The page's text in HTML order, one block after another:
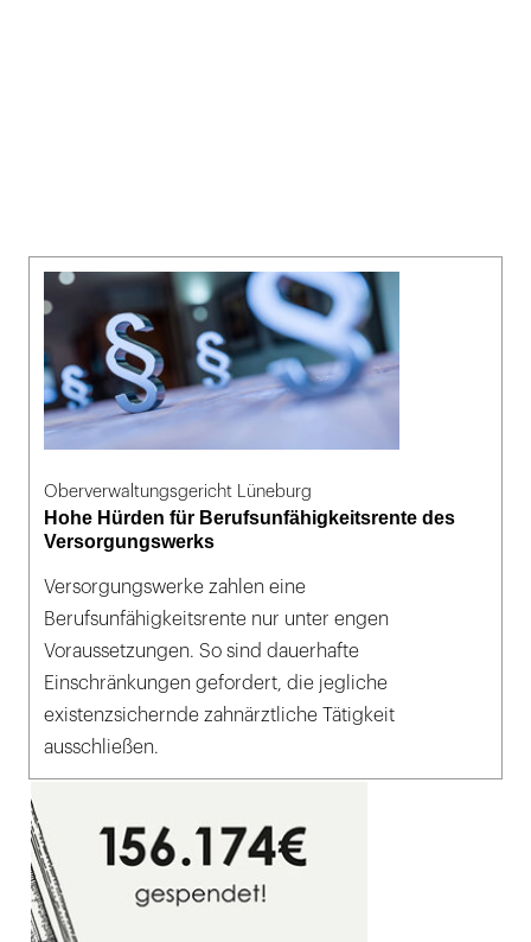
Oberverwaltungsgericht Lüneburg
Hohe Hürden für Berufsunfähigkeitsrente des
Versorgungswerks
Versorgungswerke zahlen eine
Berufsunfähigkeitsrente nur unter engen
Voraussetzungen. So sind dauerhafte
Einschränkungen gefordert, die jegliche
existenzsichernde zahnärztliche Tätigkeit
ausschließen.